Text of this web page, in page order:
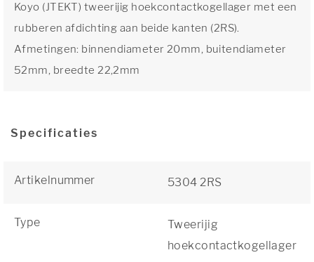
Koyo (JTEKT) tweerijig hoekcontactkogellager met een
rubberen afdichting aan beide kanten (2RS).
Afmetingen: binnendiameter 20mm, buitendiameter
52mm, breedte 22,2mm
Specificaties
Artikelnummer 5304 2RS
Type
Tweerijig
hoekcontactkogellager